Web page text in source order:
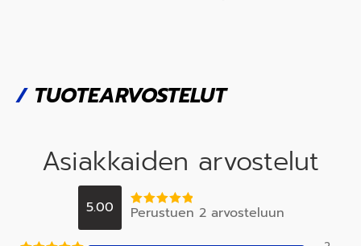
/TUOTEARVOSTELUT
Asiakkaiden arvostelut
5.00
Arvostelu
Perustuen 2 arvosteluun